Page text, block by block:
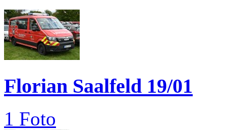
Florian Saalfeld 19/01
1 Foto